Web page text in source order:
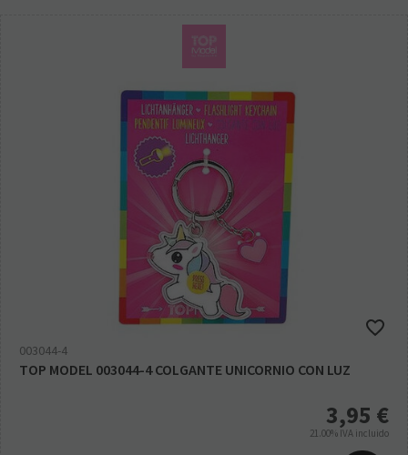
003044-4
TOP MODEL 003044-4 COLGANTE UNICORNIO CON LUZ
3,95 €
21.00% IVA incluido